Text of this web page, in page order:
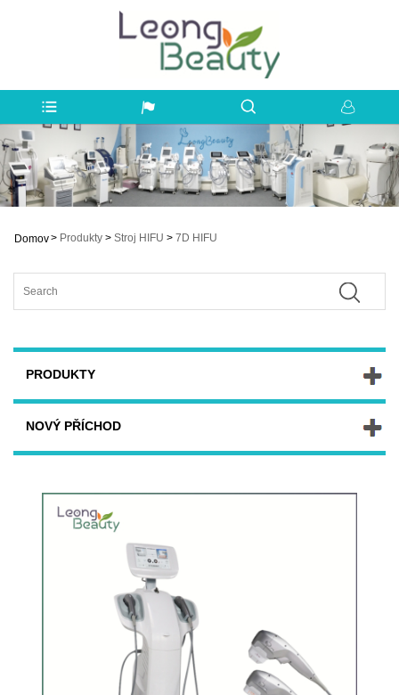
Domov> Produkty > Stroj HIFU > 7D HIFU
PRODUKTY
NOVÝ PŘÍCHOD